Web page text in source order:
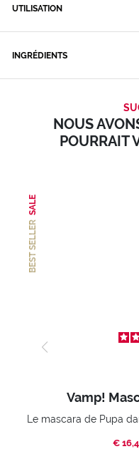
UTILISATION
INGRÉDIENTS
NOUS
POURRAIT
BEST SELLER
SALE
Vamp!
€